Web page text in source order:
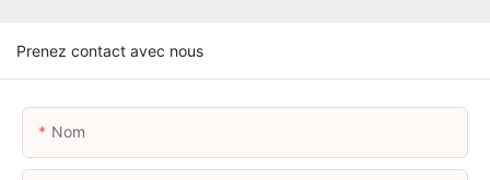
Prenez contact avec nous
Nom